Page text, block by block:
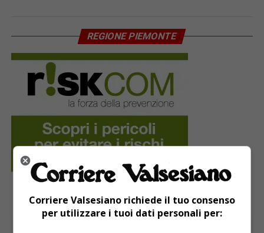
REGIONE PIEMONTE
Corriere Valsesiano richiede il tuo consenso
per utilizzare i tuoi dati personali per: